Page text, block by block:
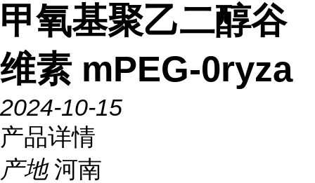
甲氧基聚乙二醇谷
维素 mPEG-0ryza
2024-10-15
产品详情
产地 河南